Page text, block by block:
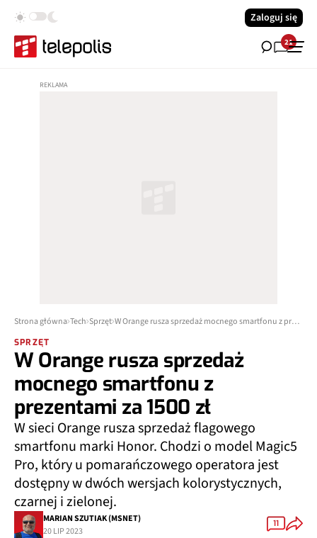
Zaloguj się
21
Strona główna Tech Sprzęt W Orange rusza sprzedaż mocnego smartfonu z prezentami za 1500 zł
SPRZĘT
W Orange rusza sprzedaż
mocnego smartfonu z
prezentami za 1500 zł
W sieci Orange rusza sprzedaż flagowego
smartfonu marki Honor. Chodzi o model Magic5
Pro, który u pomarańczowego operatora jest
dostępny w dwóch wersjach kolorystycznych,
czarnej i zielonej.
MARIAN SZUTIAK (MSNET)
20 LIP 2023
11